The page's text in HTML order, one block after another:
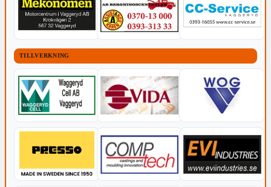
TILLVERKNING